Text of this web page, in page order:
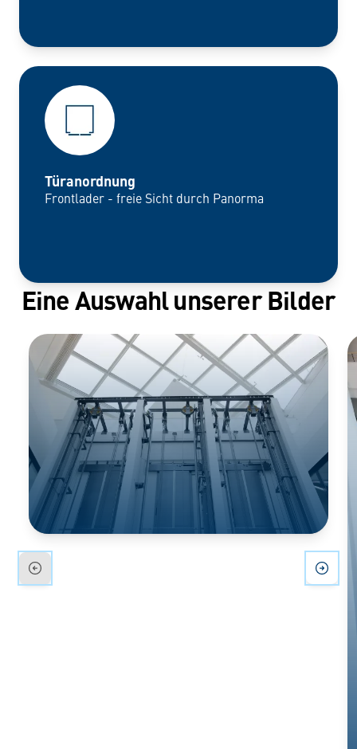
Türanordnung
Frontlader - freie Sicht durch Panorma
Eine Auswahl unserer Bilder